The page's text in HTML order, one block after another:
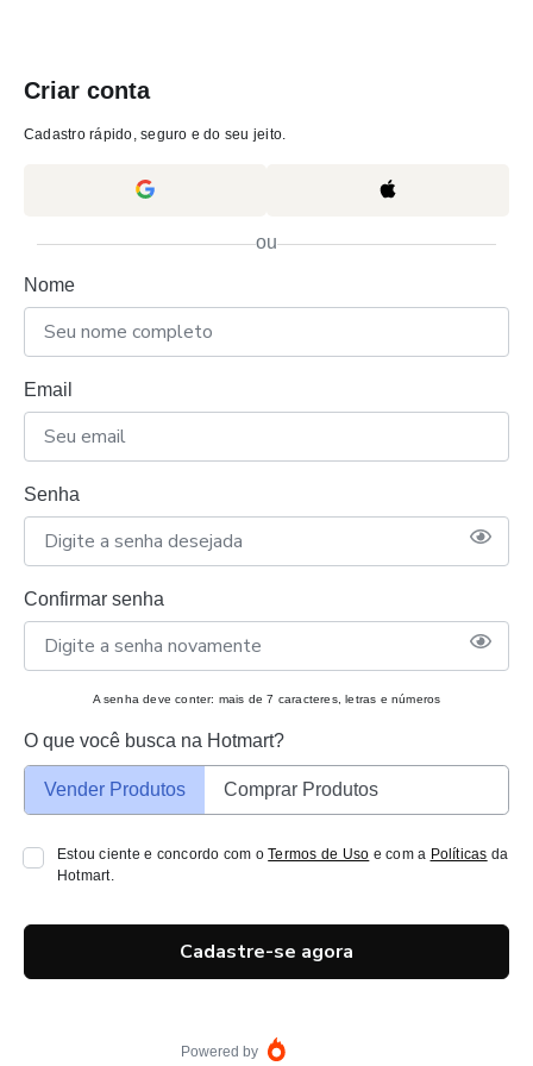
Criar conta
Cadastro rápido, seguro e do seu jeito.
ou
Nome
Email
Senha
Confirmar senha
A senha deve conter: mais de 7 caracteres, letras e números
O que você busca na Hotmart?
Vender Produtos Comprar Produtos
Estou ciente e concordo com oTermos de Uso e com a Políticas da
Hotmart.
Cadastre-se agora
Powered by